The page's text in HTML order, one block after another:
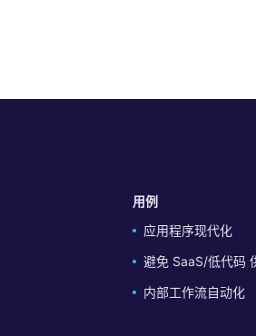
用例
应用程序现代化
避免 SaaS/低代码
内部工作流自动化